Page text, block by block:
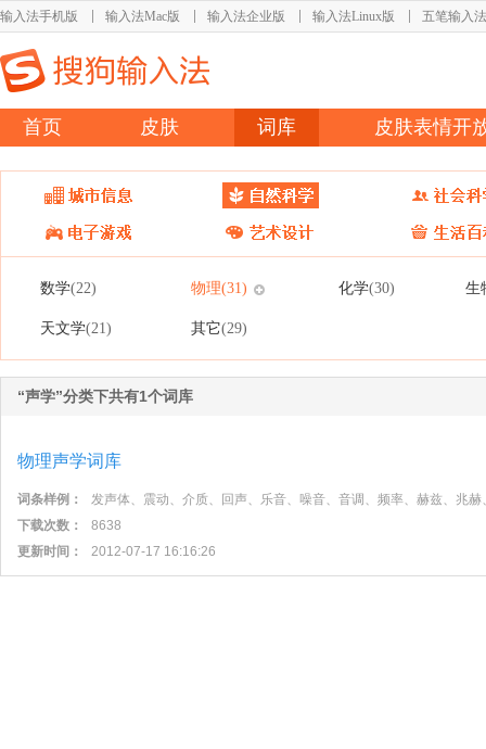
输入法手机版 输入法Mac版 输入法企业版 输入法Linux版 五笔输入法
首页 皮肤 词库 皮肤表情开
数学(22) 物理(31) 化学(30) 生
天文学(21) 其它(29)
“声学”分类下共有1个词库
物理声学词库
词条样例：
发声体、震动、介质、回声、乐音、噪音、音调、频率、赫兹、兆
下载次数：
8638
更新时间：
2012-07-17 16:16:26